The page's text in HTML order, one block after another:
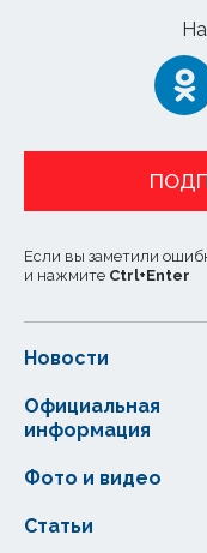
Если вы заметили
и нажмите Ctrl+Enter
Новости
Статьи
Официальная
информация
Фото и видео